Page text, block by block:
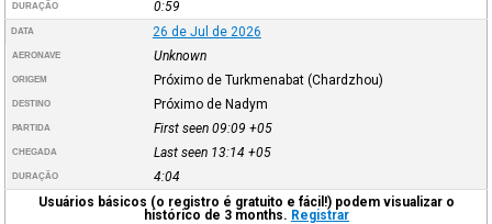
DURAÇÃO 0:59
DATA 26 de Jul de 2026
AERONAVE Unknown
ORIGEM Próximo de Turkmenabat (Chardzhou)
DESTINO Próximo de Nadym
PARTIDA First seen 09:09 +05
CHEGADA Last seen 13:14 +05
DURAÇÃO
4:04
Usuários básicos (o registro é gratuito e fácil!) podem visualizar o
histórico de 3 months. Registrar